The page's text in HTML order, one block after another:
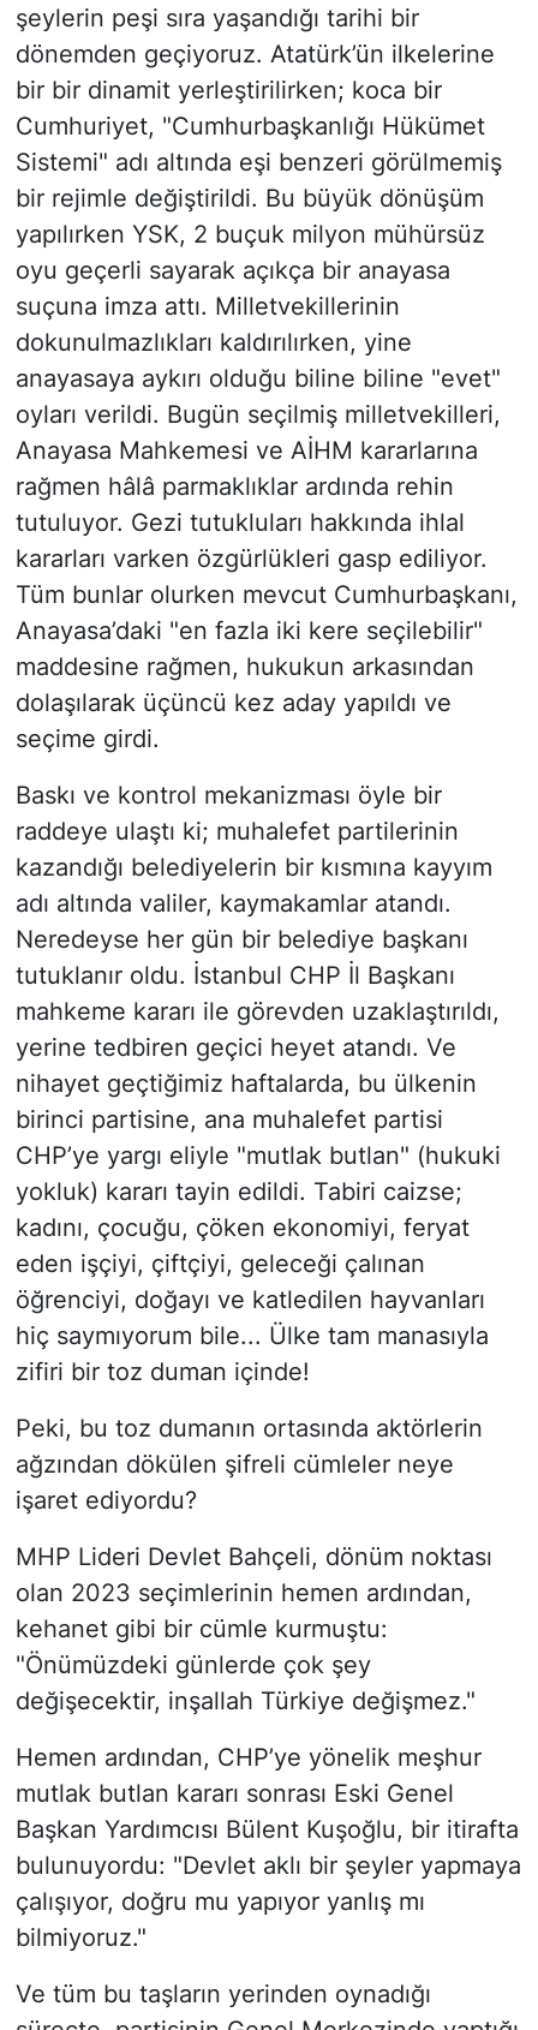
şeylerin peşi sıra yaşandığı tarihi bir
dönemden geçiyoruz. Atatürk’ün ilkelerine
bir bir dinamit yerleştirilirken; koca bir
Cumhuriyet, "Cumhurbaşkanlığı Hükümet
Sistemi" adı altında eşi benzeri görülmemiş
bir rejimle değiştirildi. Bu büyük dönüşüm
yapılırken YSK, 2 buçuk milyon mühürsüz
oyu geçerli sayarak açıkça bir anayasa
suçuna imza attı. Milletvekillerinin
dokunulmazlıkları kaldırılırken, yine
anayasaya aykırı olduğu biline biline "evet"
oyları verildi. Bugün seçilmiş milletvekilleri,
Anayasa Mahkemesi ve AİHM kararlarına
rağmen hâlâ parmaklıklar ardında rehin
tutuluyor. Gezi tutukluları hakkında ihlal
kararları varken özgürlükleri gasp ediliyor.
Tüm bunlar olurken mevcut Cumhurbaşkanı,
Anayasa’daki "en fazla iki kere seçilebilir"
maddesine rağmen, hukukun arkasından
dolaşılarak üçüncü kez aday yapıldı ve
seçime girdi.
​Baskı ve kontrol mekanizması öyle bir
raddeye ulaştı ki; muhalefet partilerinin
kazandığı belediyelerin bir kısmına kayyım
adı altında valiler, kaymakamlar atandı.
Neredeyse her gün bir belediye başkanı
tutuklanır oldu. İstanbul CHP İl Başkanı
mahkeme kararı ile görevden uzaklaştırıldı,
yerine tedbiren geçici heyet atandı. Ve
nihayet geçtiğimiz haftalarda, bu ülkenin
birinci partisine, ana muhalefet partisi
CHP’ye yargı eliyle "mutlak butlan" (hukuki
yokluk) kararı tayin edildi. Tabiri caizse;
kadını, çocuğu, çöken ekonomiyi, feryat
eden işçiyi, çiftçiyi, geleceği çalınan
öğrenciyi, doğayı ve katledilen hayvanları
hiç saymıyorum bile... Ülke tam manasıyla
zifiri bir toz duman içinde!
​Peki, bu toz dumanın ortasında aktörlerin
ağzından dökülen şifreli cümleler neye
işaret ediyordu?
​MHP Lideri Devlet Bahçeli, dönüm noktası
olan 2023 seçimlerinin hemen ardından,
kehanet gibi bir cümle kurmuştu:
"Önümüzdeki günlerde çok şey
değişecektir, inşallah Türkiye değişmez."
Hemen ardından, CHP’ye yönelik meşhur
mutlak butlan kararı sonrası Eski Genel
Başkan Yardımcısı Bülent Kuşoğlu, bir itirafta
bulunuyordu: "Devlet aklı bir şeyler yapmaya
çalışıyor, doğru mu yapıyor yanlış mı
bilmiyoruz."
Ve tüm bu taşların yerinden oynadığı